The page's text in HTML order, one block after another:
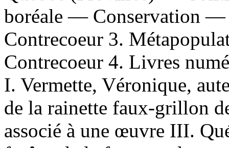
boréale — Conservation
Contrecoeur 3.
Contrecoeur 4. Livres
I. Vermette, Véronique,
de la rainette faux-grillon
associé à une œuvre III.